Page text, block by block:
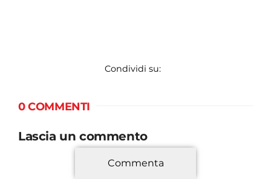
Condividi su:
0 COMMENTI
Lascia un commento
*
Commenta